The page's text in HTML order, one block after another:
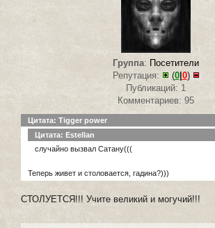
Группа: Посетители
Репутация:
(0| 0)
Публикаций: 1
Комментариев: 95
Цитата: Tigger power
Цитата: Estellan
случайно вызвал Сатану(((
Теперь живет и столовается, гадина?)))
СТОЛУЕТСЯ!!! Учите великий и могучий!!!